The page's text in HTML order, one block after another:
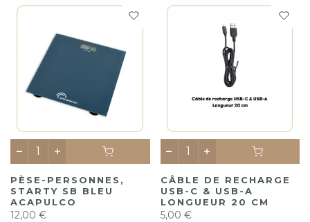
PÈSE-PERSONNES,
STARTY SB BLEU
ACAPULCO
12,00 €
CÂBLE DE RECHARGE
USB-C & USB-A
LONGUEUR 20 CM
5,00 €